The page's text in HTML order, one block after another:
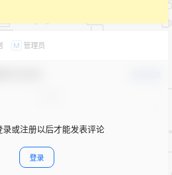
M 管理员
录或注册以后才能发表评论
登录